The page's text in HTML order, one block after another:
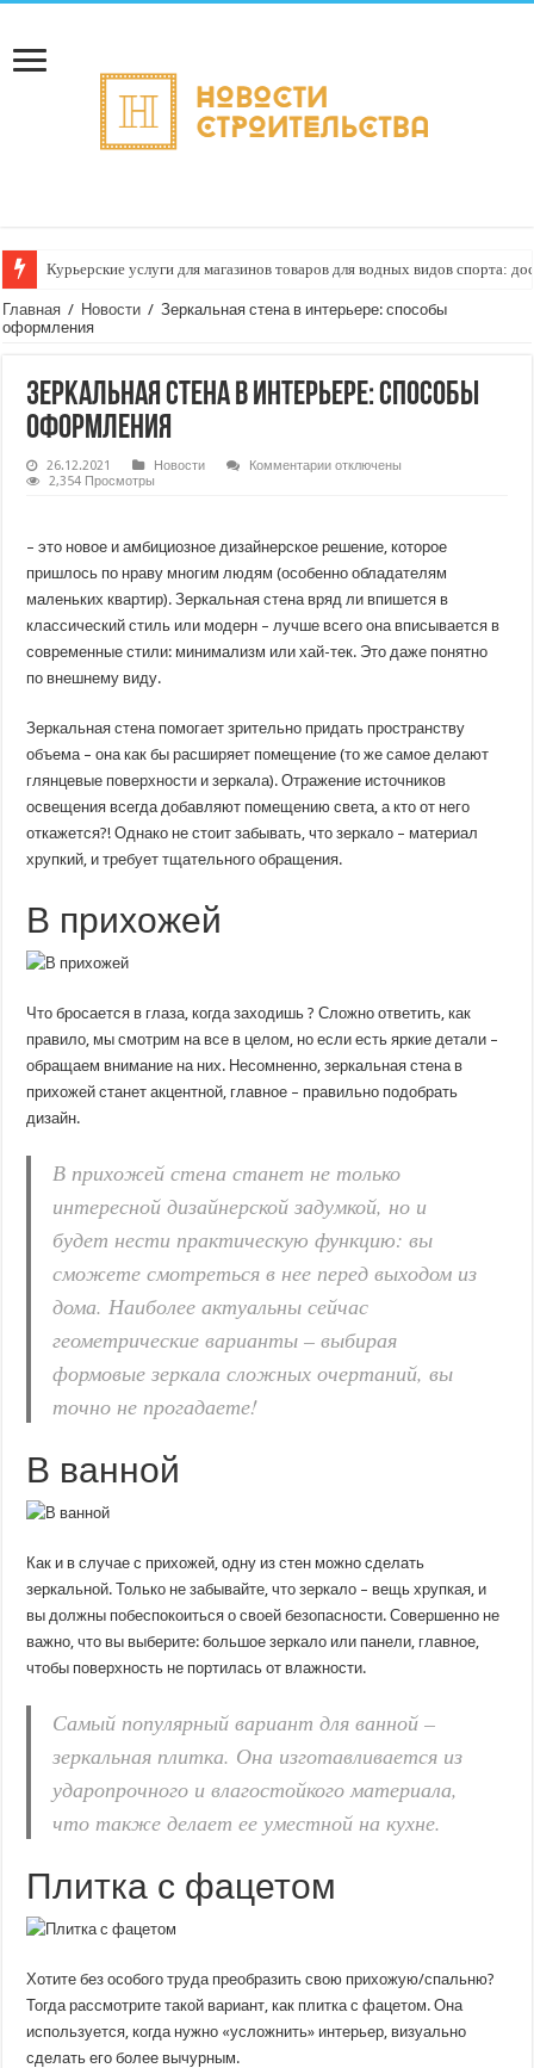
Курьерские услуги для магазинов товаров для водных видов спорта:
Как настроить автоматическое формирование рейтинга курьеров по
Главная / Новости / Зеркальная стена в интерьере: способы
оформления
Зеркальная стена в интерьере: способы
оформления
26.12.2021 Новости Комментариик
интерьере:
способы
оформления
отключены
2,354 Просмотры
– это новое и амбициозное дизайнерское решение, которое
пришлось по нраву многим людям (особенно обладателям
маленьких квартир). Зеркальная стена вряд ли впишется в
классический стиль или модерн – лучше всего она вписывается в
современные стили: минимализм или хай-тек. Это даже понятно
по внешнему виду.
Зеркальная стена помогает зрительно придать пространству
объема – она как бы расширяет помещение (то же самое делают
глянцевые поверхности и зеркала). Отражение источников
освещения всегда добавляют помещению света, а кто от него
откажется?! Однако не стоит забывать, что зеркало – материал
хрупкий, и требует тщательного обращения.
В прихожей
Что бросается в глаза, когда заходишь ? Сложно ответить, как
правило, мы смотрим на все в целом, но если есть яркие детали –
обращаем внимание на них. Несомненно, зеркальная стена в
прихожей станет акцентной, главное – правильно подобрать
дизайн.
В прихожей стена станет не только
интересной дизайнерской задумкой, но и
будет нести практическую функцию: вы
сможете смотреться в нее перед выходом из
дома. Наиболее актуальны сейчас
геометрические варианты – выбирая
формовые зеркала сложных очертаний, вы
точно не прогадаете!
В ванной
Как и в случае с прихожей, одну из стен можно сделать
зеркальной. Только не забывайте, что зеркало – вещь хрупкая, и
вы должны побеспокоиться о своей безопасности. Совершенно не
важно, что вы выберите: большое зеркало или панели, главное,
чтобы поверхность не портилась от влажности.
Самый популярный вариант для ванной –
зеркальная плитка. Она изготавливается из
ударопрочного и влагостойкого материала,
что также делает ее уместной на кухне.
Плитка с фацетом
Хотите без особого труда преобразить свою прихожую/спальню?
Тогда рассмотрите такой вариант, как плитка с фацетом. Она
используется, когда нужно «усложнить» интерьер, визуально
сделать его более вычурным.